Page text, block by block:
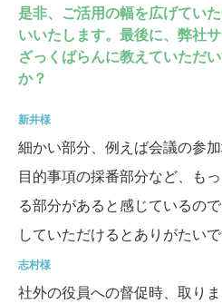
是非、ご活用の幅を広げてい
いいたします。最後に、弊社
ざっくばらんに教えていただ
か？
新井様
細かい部分、例えば会議の参
目的事項の採番部分など、も
る部分があると感じているの
していただけるとありがたいで
志村様
社外の役員への督促時、取り